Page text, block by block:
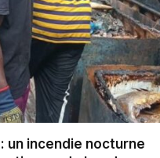
un incendie nocturne